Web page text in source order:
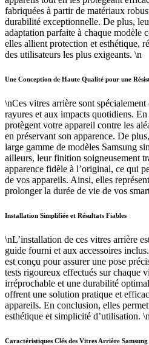
fabriquées à partir de matériaux
durabilité exceptionnelle. De plus,
adaptation parfaite à chaque modèle
elles allient protection et esthétique,
des utilisateurs les plus exigeants. \n
Une Conception de Haute Qualité pour une
\nCes vitres arrière sont
rayures et aux impacts quotidiens. En
protègent votre appareil contre les
en préservant son apparence. De
large gamme de modèles Samsung
ailleurs, leur finition soigneusement
apparence fidèle à l’original, ce qui
de vos appareils. Ainsi, elles
prolonger la durée de vie de vos
Installation Simplifiée et Résultats Fiables
\nL’installation de ces vitres arrière
guide fourni et aux accessoires
est conçu pour assurer une pose
tests rigoureux effectués sur chaque
irréprochable et une durabilité
offrent une solution pratique et
appareils. En conclusion, elles
esthétique et simplicité d’utilisation. \n
Caractéristiques Clés des Vitres Arrière Samsung